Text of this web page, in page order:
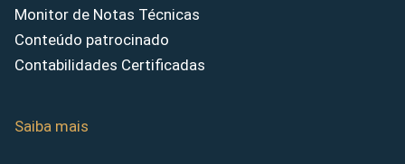
Monitor de Notas Técnicas
Conteúdo patrocinado
Contabilidades Certificadas
Saiba mais